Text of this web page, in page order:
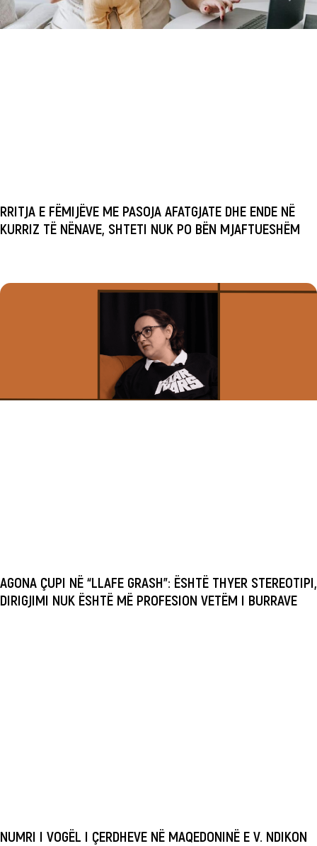
RRITJA E FËMIJËVE ME PASOJA AFATGJATE DHE ENDE NË
KURRIZ TË NËNAVE, SHTETI NUK PO BËN MJAFTUESHËM
AGONA ÇUPI NË “LLAFE GRASH”: ËSHTË THYER STEREOTIPI,
DIRIGJIMI NUK ËSHTË MË PROFESION VETËM I BURRAVE
NUMRI I VOGËL I ÇERDHEVE NË MAQEDONINË E V. NDIKON